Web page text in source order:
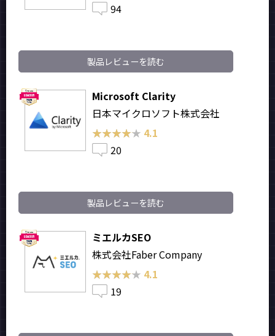
94
製品レビューを読む
Microsoft Clarity
日本マイクロソフト株式会社
★★★★★
★★★★★ 4.1
20
製品レビューを読む
ミエルカSEO
株式会社Faber Company
★★★★★
★★★★★ 4.1
19